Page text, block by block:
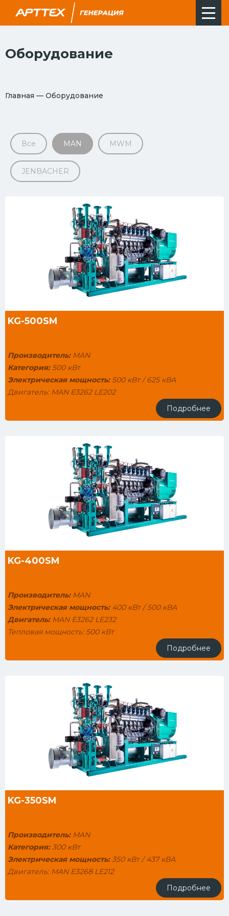
Оборудование
Главная — Оборудование
Все MAN MWM
JENBACHER
KG-500SM
Производитель:MAN
Категория:500 кВт
Электрическая мощность:500 кВт / 625 кВА
Двигатель: MAN E3262 LE202
Подробнее
KG-400SM
Производитель:MAN
Электрическая мощность:400 кВт / 500 кВА
Двигатель:MAN E3262 LE232
Тепловая мощность: 500 кВт
Подробнее
KG-350SM
Производитель:MAN
Категория:300 кВт
Электрическая мощность:350 кВт / 437 кВА
Двигатель: MAN E3268 LE212
Подробнее